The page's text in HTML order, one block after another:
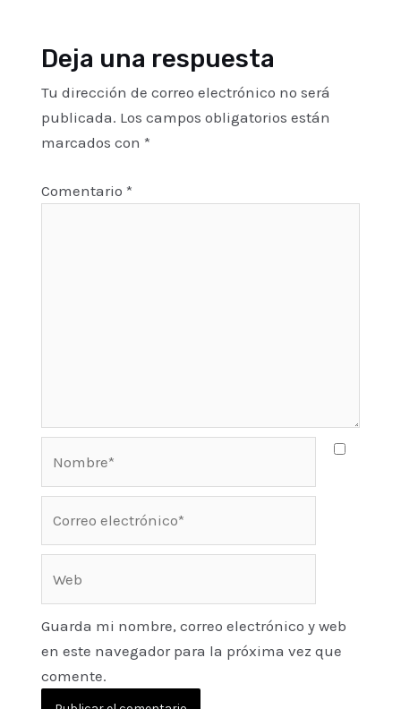
Deja una respuesta
Tu dirección de correo electrónico no será
publicada. Los campos obligatorios están
marcados con *
Comentario *
Guarda mi nombre, correo electrónico y web
en este navegador para la próxima vez que
comente.